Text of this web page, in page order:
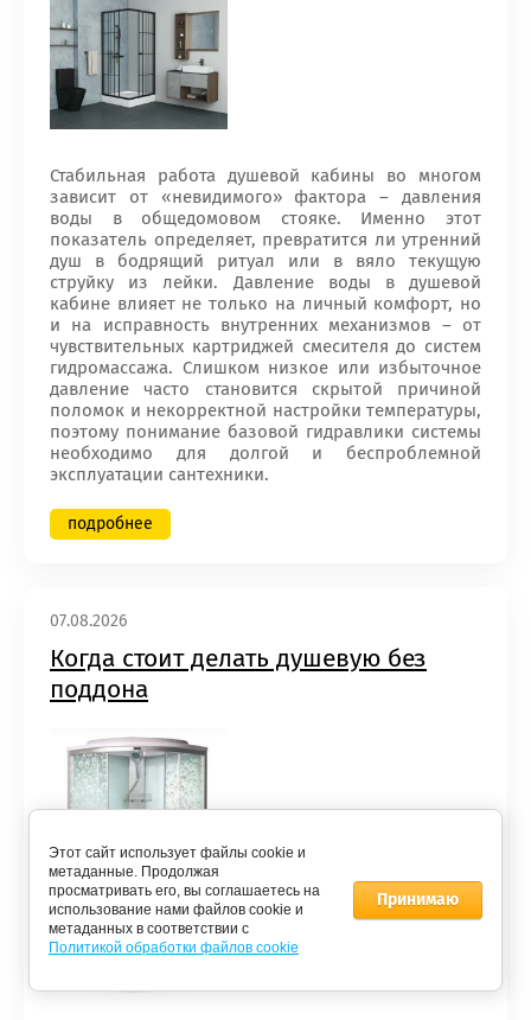
Стабильная работа душевой кабины во многом
зависит от «невидимого» фактора – давления
воды в общедомовом стояке. Именно этот
показатель определяет, превратится ли утренний
душ в бодрящий ритуал или в вяло текущую
струйку из лейки. Давление воды в душевой
кабине влияет не только на личный комфорт, но
и на исправность внутренних механизмов – от
чувствительных картриджей смесителя до систем
гидромассажа. Слишком низкое или избыточное
давление часто становится скрытой причиной
поломок и некорректной настройки температуры,
поэтому понимание базовой гидравлики системы
необходимо для долгой и беспроблемной
эксплуатации сантехники.
подробнее
07.08.2026
Когда стоит делать душевую без
поддона
Этот сайт использует файлы cookie и
метаданные. Продолжая
просматривать его, вы соглашаетесь на
использование нами файлов cookie и
метаданных в соответствии с
Политикой обработки файлов cookie
Принимаю